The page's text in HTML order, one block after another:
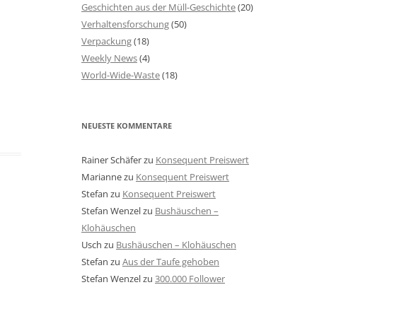
Geschichten aus der Müll-Geschichte(20)
Verhaltensforschung(50)
Verpackung(18)
Weekly News(4)
World-Wide-Waste(18)
NEUESTE KOMMENTARE
Rainer Schäferzu Konsequent Preiswert
Mariannezu Konsequent Preiswert
Stefan zu Konsequent Preiswert
Stefan Wenzelzu Bushäuschen –
Klohäuschen
Usch zu Bushäuschen – Klohäuschen
Stefan zu Aus der Taufe gehoben
Stefan Wenzelzu 300.000 Follower